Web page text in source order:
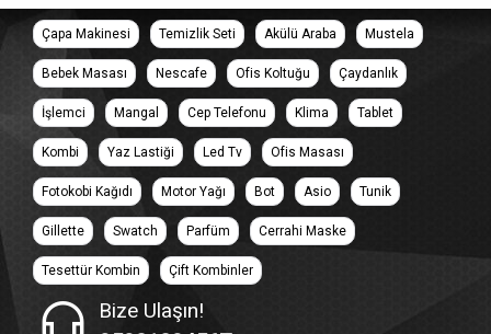
Çapa Makinesi Temizlik Seti Akülü Araba Mustela
Bebek Masası Nescafe Ofis Koltuğu Çaydanlık
İşlemci Mangal Cep Telefonu Klima Tablet
Kombi Yaz Lastiği Led Tv Ofis Masası
Fotokobi Kağıdı Motor Yağı Bot Asio Tunik
Gillette Swatch Parfüm Cerrahi Maske
Tesettür Kombin Çift Kombinler
Bize Ulaşın!